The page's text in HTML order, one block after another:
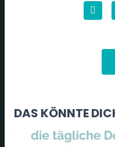
DAS KÖNNTE